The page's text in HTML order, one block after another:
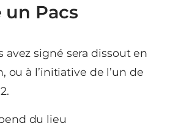
un Pacs
avez signé sera dissout en
ou à l’initiative de l’un de
du lieu